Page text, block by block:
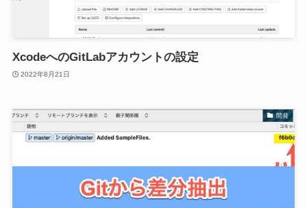
XcodeへのGitLabアカウントの設定
2022年8月21日
開発